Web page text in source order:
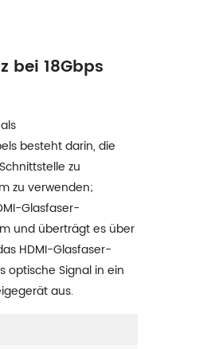
bei 18Gbps
besteht darin, die
zu
zu verwenden;
Glasfaser-
und überträgt es über
HDMI-Glasfaser-
optische Signal in ein
aus.